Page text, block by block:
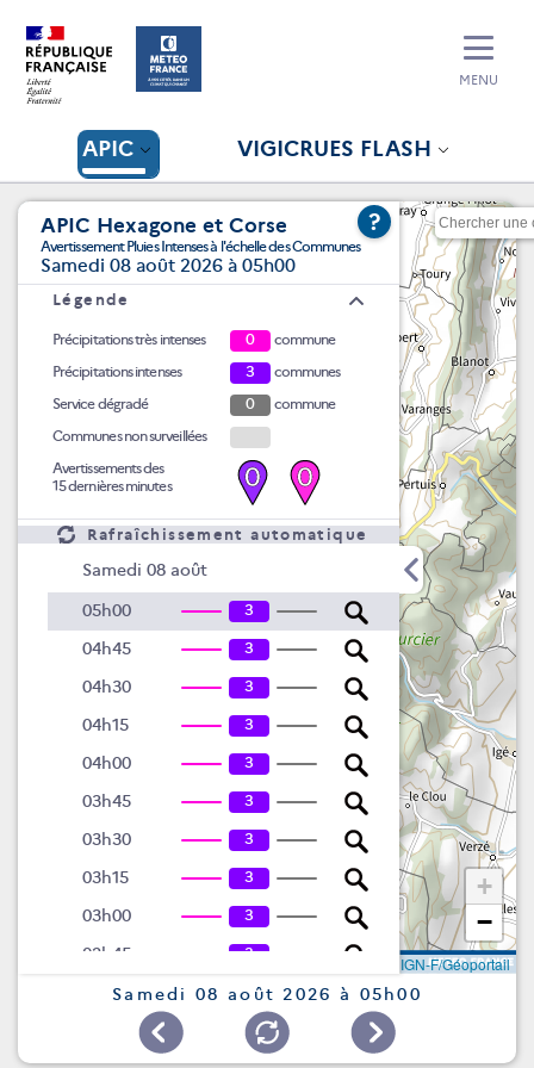
APIC VIGICRUES FLASH
MENU
APIC Hexagone et Corse
Avertissement Pluies Intenses à l'échelle des Communes
Samedi 08 août 2026 à 05h00
?
Légende
Précipitations très intenses 0
commune
Précipitations intenses
3
communes
Service dégradé
0
commune
Communes non surveillées
Avertissements des
15 dernières minutes
0 0
Rafraîchissement automatique
Samedi 08 août
05h00 3
04h45 3
04h30 3
04h15 3
04h00 3
03h45 3
03h30 3
03h15 3
03h00 3
02h45 3
02h30 2 1
1
+
−
IGN-F/Géoportail
Samedi 08 août 2026 à 05h00